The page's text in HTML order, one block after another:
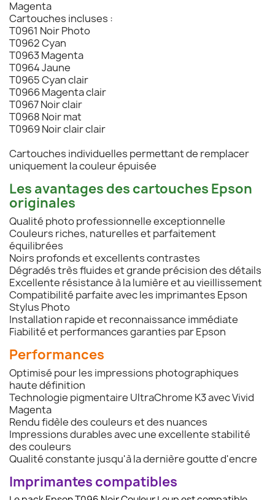
Magenta
Cartouches incluses :
T0961 Noir Photo
T0962 Cyan
T0963 Magenta
T0964 Jaune
T0965 Cyan clair
T0966 Magenta clair
T0967 Noir clair
T0968 Noir mat
T0969 Noir clair clair
Cartouches individuelles permettant de remplacer
uniquement la couleur épuisée
Les avantages des cartouches Epson
originales
Qualité photo professionnelle exceptionnelle
Couleurs riches, naturelles et parfaitement
équilibrées
Noirs profonds et excellents contrastes
Dégradés très fluides et grande précision des détails
Excellente résistance à la lumière et au vieillissement
Compatibilité parfaite avec les imprimantes Epson
Stylus Photo
Installation rapide et reconnaissance immédiate
Fiabilité et performances garanties par Epson
Performances
Optimisé pour les impressions photographiques
haute définition
Technologie pigmentaire UltraChrome K3 avec Vivid
Magenta
Rendu fidèle des couleurs et des nuances
Impressions durables avec une excellente stabilité
des couleurs
Qualité constante jusqu'à la dernière goutte d'encre
Imprimantes compatibles